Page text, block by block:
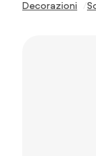
Decorazioni